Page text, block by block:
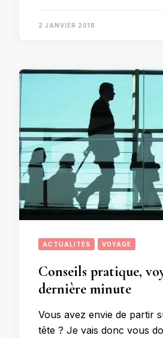
2 JANVIER 2018
ACTUALITÉS VOYAGE
Conseils pratique,
dernière minute
Vous avez envie de partir
tête ? Je vais donc vous